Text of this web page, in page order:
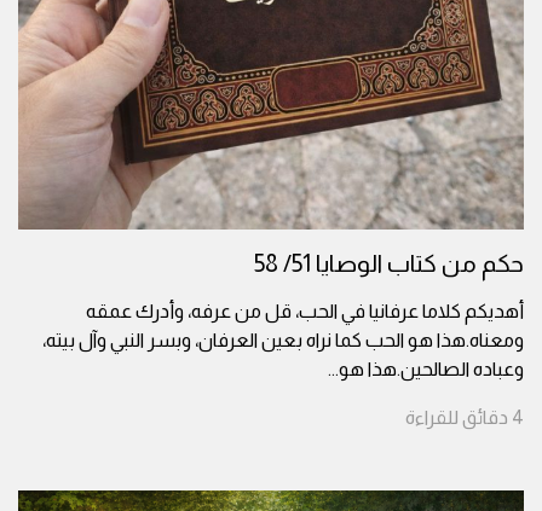
حكم من كتاب الوصايا 51/ 58
أهديكم كلاما عرفانيا في الحب، قل من عرفه، وأدرك عمقه
ومعناه.هذا هو الحب كما نراه بعين العرفان، وبسر النبي وآل بيته،
وعباده الصالحين.هذا هو...
4 دقائق للقراءة